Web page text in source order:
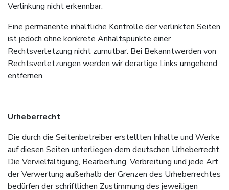
Verlinkung nicht erkennbar.
Eine permanente inhaltliche Kontrolle der verlinkten Seiten
ist jedoch ohne konkrete Anhaltspunkte einer
Rechtsverletzung nicht zumutbar. Bei Bekanntwerden von
Rechtsverletzungen werden wir derartige Links umgehend
entfernen.
Urheberrecht
Die durch die Seitenbetreiber erstellten Inhalte und Werke
auf diesen Seiten unterliegen dem deutschen Urheberrecht.
Die Vervielfältigung, Bearbeitung, Verbreitung und jede Art
der Verwertung außerhalb der Grenzen des Urheberrechtes
bedürfen der schriftlichen Zustimmung des jeweiligen